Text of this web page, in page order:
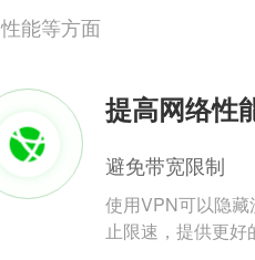
能等方面
提高网络性
避免带宽限制
使用VPN可以隐
止限速，提供更好